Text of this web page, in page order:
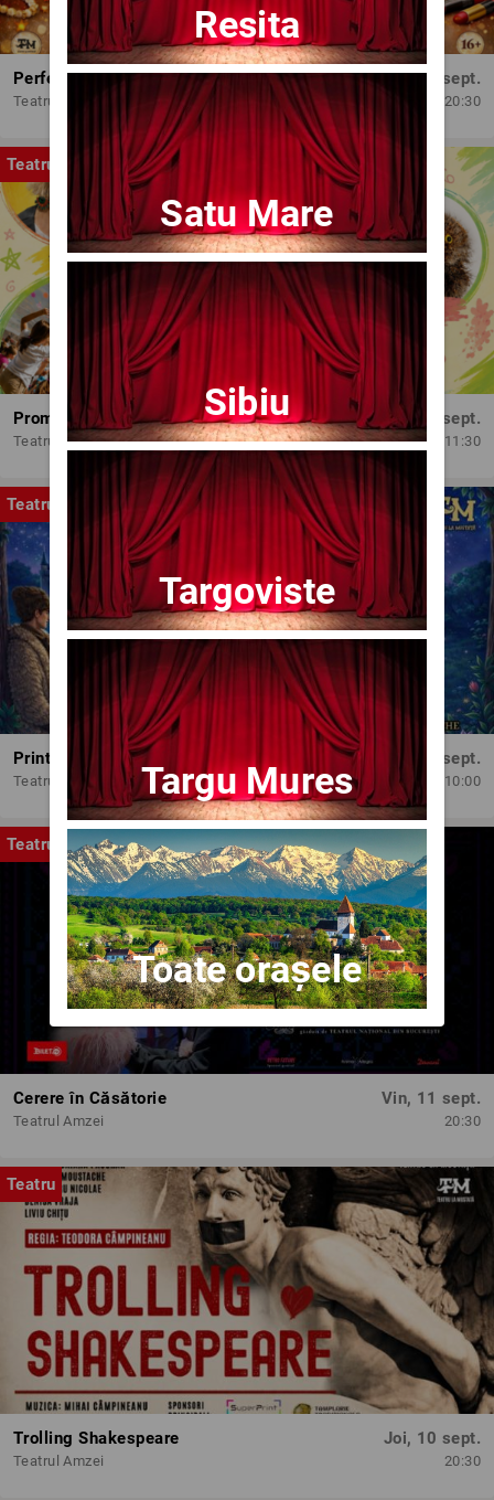
Perfect Necăsătoriți
Teatrul Amzei
Mar, 15 sept.
20:30
Teatru
Promit să mă joc!
Teatrul Amzei
Dum, 13 sept.
11:30
Teatru
Printesele fermecate
Teatrul Amzei
Dum, 13 sept.
10:00
Teatru
Cerere în Căsătorie
Teatrul Amzei
Vin, 11 sept.
20:30
Teatru
Trolling Shakespeare
Teatrul Amzei
Joi, 10 sept.
20:30
Resita
Satu Mare
Sibiu
Targoviste
Targu Mures
Toate orașele